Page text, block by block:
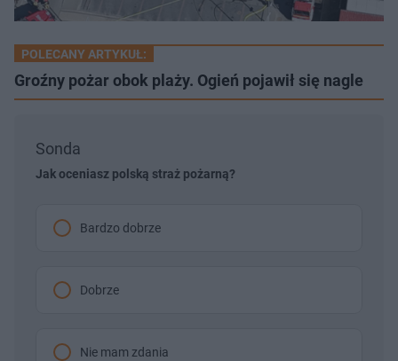
POLECANY ARTYKUŁ:
Groźny pożar obok plaży. Ogień pojawił się nagle
Sonda
Jak oceniasz polską straż pożarną?
Bardzo dobrze
Dobrze
Nie mam zdania